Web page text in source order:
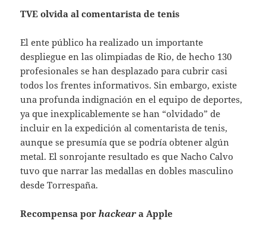
TVE olvida al comentarista de tenis
El ente público ha realizado un importante
despliegue en las olimpiadas de Rio, de hecho 130
profesionales se han desplazado para cubrir casi
todos los frentes informativos. Sin embargo, existe
una profunda indignación en el equipo de deportes,
ya que inexplicablemente se han “olvidado” de
incluir en la expedición al comentarista de tenis,
aunque se presumía que se podría obtener algún
metal. El sonrojante resultado es que Nacho Calvo
tuvo que narrar las medallas en dobles masculino
desde Torrespaña.
Recompensa porhackeara Apple